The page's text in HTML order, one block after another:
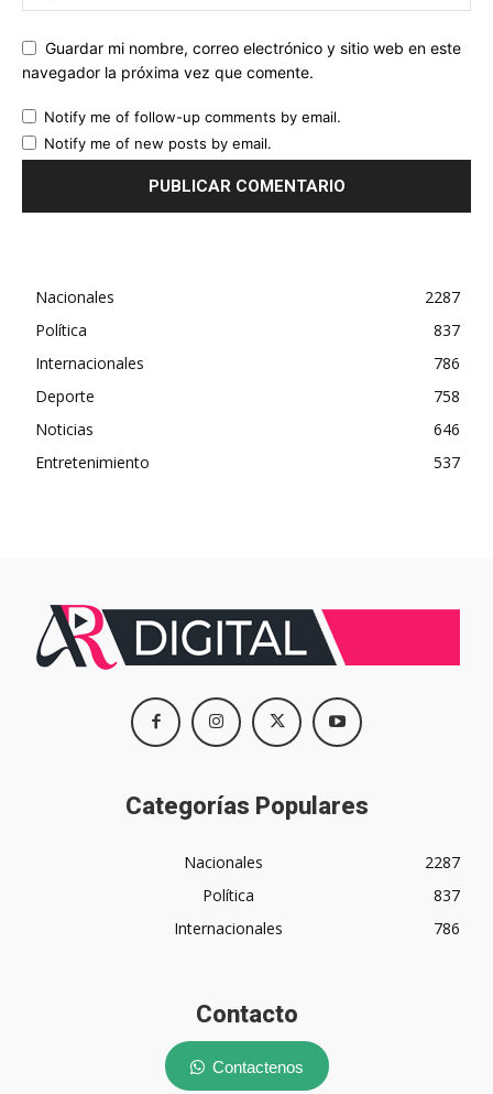
Guardar mi nombre, correo electrónico y sitio web en este
navegador la próxima vez que comente.
Notify me of follow-up comments by email.
Notify me of new posts by email.
Nacionales
2287
Política
837
Internacionales
786
Deporte
758
Noticias
646
Entretenimiento
537
Categorías Populares
Nacionales
2287
Política
837
Internacionales
786
Contacto
Contactenos